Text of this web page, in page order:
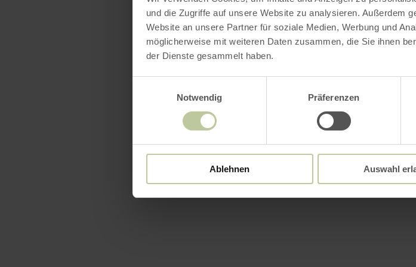
und die Zugriffe auf unsere Website zu analysieren. Außerdem
Website an unsere Partner für soziale Medien, Werbung und
möglicherweise mit weiteren Daten zusammen, die Sie ihnen
der Dienste gesammelt haben.
Notwendig
Präferenzen
Ablehnen Auswahl